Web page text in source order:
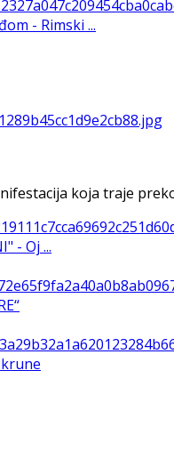
- Rimski ...
koja traje
- Oj ...